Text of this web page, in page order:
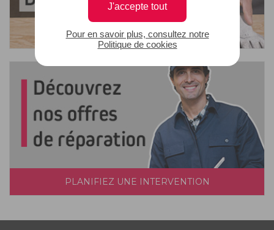
J'accepte tout
Pour en savoir plus, consultez notre
Politique de cookies
PLANIFIEZ UNE INTERVENTION